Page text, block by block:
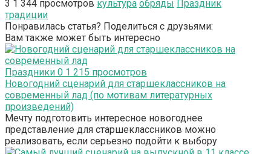
3 1 344 просмотров культура обряды Праздник
традиции
Понравилась статья? Поделиться с друзьями:
Вам также может быть интересно
Праздники 0 1 215 просмотров
Новогодний сценарий для старшеклассников на
современный лад (по мотивам литературных
произведений)
Мечту подготовить интересное новогоднее
представление для старшеклассников можно
реализовать, если серьезно подойти к выбору